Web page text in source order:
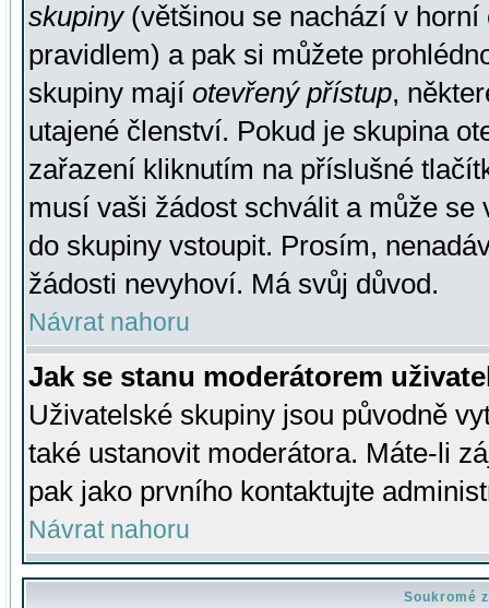
skupiny(většinou se nachází v horní
pravidlem) a pak si můžete
skupiny mají otevřený přístup,
utajené členství. Pokud je skupina
zařazení kliknutím na příslušné
musí vaši žádost schválit a může se
do skupiny vstoupit. Prosím,
žádosti nevyhoví. Má svůj důvod.
Návrat nahoru
Jak se stanu moderátorem
Uživatelské skupiny jsou původně
také ustanovit moderátora. Máte-li
pak jako prvního kontaktujte
Návrat nahoru
Soukromé